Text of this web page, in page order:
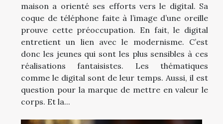
maison a orienté ses efforts vers le digital. Sa
coque de téléphone faite à l’image d’une oreille
prouve cette préoccupation. En fait, le digital
entretient un lien avec le modernisme. C’est
donc les jeunes qui sont les plus sensibles à ces
réalisations fantaisistes. Les thématiques
comme le digital sont de leur temps. Aussi, il est
question pour la marque de mettre en valeur le
corps. Et la...